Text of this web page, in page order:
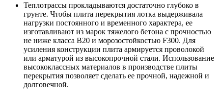
Теплотрассы прокладываются достаточно глубоко в
грунте. Чтобы плита перекрытия лотка выдерживала
нагрузки постоянного и временного характера, ее
изготавливают из марок тяжелого бетона с прочностью
не ниже класса В20 и морозостойкостью F300. Для
усиления конструкции плита армируется проволокой
или арматурой из высокопрочной стали. Использование
высококлассных материалов в производстве плиты
перекрытия позволяет сделать ее прочной, надежной и
долговечной.